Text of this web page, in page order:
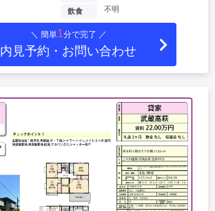
飲食 不明
＼ 簡単1分で完了 ／
内見予約・お問い合わせ